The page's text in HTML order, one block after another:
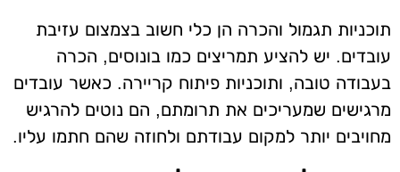
תוכניות תגמול והכרה הן כלי חשוב בצמצום עזיבת
עובדים. יש להציע תמריצים כמו בונוסים, הכרה
בעבודה טובה, ותוכניות פיתוח קריירה. כאשר עובדים
מרגישים שמעריכים את תרומתם, הם נוטים להרגיש
מחויבים יותר למקום עבודתם ולחוזה שהם חתמו עליו.